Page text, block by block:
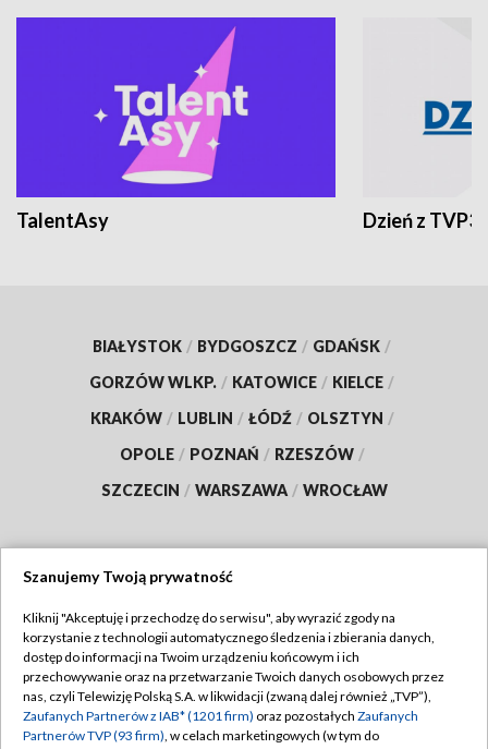
TalentAsy Dzień z TVP3
BIAŁYSTOK / BYDGOSZCZ / GDAŃSK /
GORZÓW WLKP. / KATOWICE / KIELCE /
KRAKÓW / LUBLIN / ŁÓDŹ / OLSZTYN /
OPOLE / POZNAŃ / RZESZÓW /
SZCZECIN / WARSZAWA / WROCŁAW
TVP
Abonament TVP
Emisja w TVP
Regulamin TVP
Polityka prywatności
Szanujemy Twoją prywatność
Kliknij "Akceptuję i przechodzę do serwisu", aby wyrazić zgody na
korzystanie z technologii automatycznego śledzenia i zbierania danych,
dostęp do informacji na Twoim urządzeniu końcowym i ich
przechowywanie oraz na przetwarzanie Twoich danych osobowych przez
nas, czyli Telewizję Polską S.A. w likwidacji (zwaną dalej również „TVP”),
Zaufanych Partnerów z IAB* (1201 firm) oraz pozostałych Zaufanych
Partnerów TVP (93 firm), w celach marketingowych (w tym do